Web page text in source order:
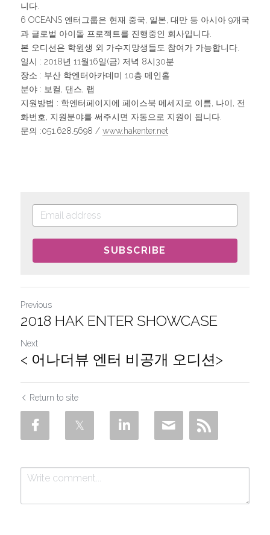
니다.
6 OCEANS 엔터그룹은 현재 중국, 일본, 대만 등 아시아 9개국
과 글로벌 아이돌 프로젝트를 진행중인 회사입니다.
본 오디션은 학원생 외 가수지망생들도 참여가 가능합니다.
일시 : 2018년 11월16일(금) 저녁 8시30분
장소 : 부산 학엔터아카데미 10층 메인홀
분야 : 보컬, 댄스, 랩
지원방법 : 학엔터페이지에 페이스북 메세지로 이름, 나이, 전
화번호, 지원분야를 써주시면 자동으로 지원이 됩니다.
문의 :051.628.5698 / www.hakenter.net
SUBSCRIBE
Previous
2018 HAK ENTER SHOWCASE
Next
< 어나더뷰 엔터 비공개 오디션>
Return to site